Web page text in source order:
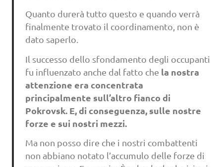
Quanto durerà tutto questo e quando verrà
finalmente trovato il coordinamento, non è
dato saperlo.
Il successo dello sfondamento degli occupanti
fu influenzato anche dal fatto che la nostra
attenzione era concentrata
principalmente sull’altro fianco di
Pokrovsk. E, di conseguenza, sulle nostre
forze e sui nostri mezzi.
Ma non posso dire che i nostri combattenti
non abbiano notato l’accumulo delle forze di